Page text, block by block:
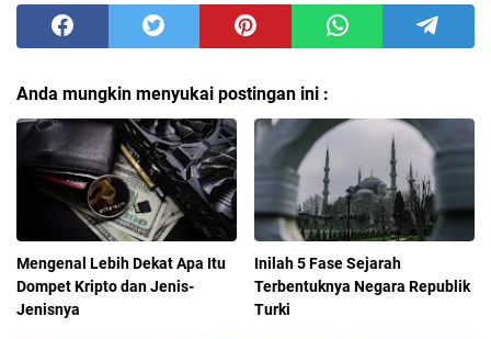
Anda mungkin menyukai postingan ini :
Mengenal Lebih Dekat Apa Itu
Dompet Kripto dan Jenis-
Jenisnya
Inilah 5 Fase Sejarah
Terbentuknya Negara Republik
Turki